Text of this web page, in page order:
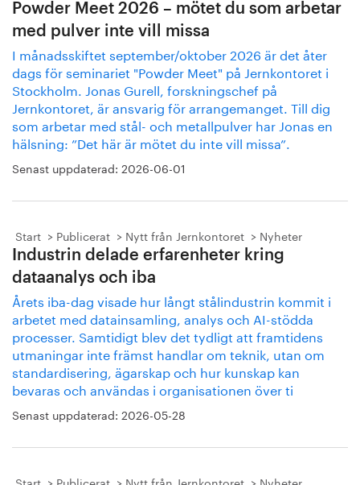
Powder Meet 2026 – mötet du som arbetar
med pulver inte vill missa
I månadsskiftet september/oktober 2026 är det åter
dags för seminariet "Powder Meet" på Jernkontoret i
Stockholm. Jonas Gurell, forskningschef på
Jernkontoret, är ansvarig för arrangemanget. Till dig
som arbetar med stål- och metallpulver har Jonas en
hälsning: ”Det här är mötet du inte vill missa”.
Senast uppdaterad: 2026-06-01
Start Publicerat Nytt från Jernkontoret Nyheter
Industrin delade erfarenheter kring
dataanalys och iba
Årets iba-dag visade hur långt stålindustrin kommit i
arbetet med datainsamling, analys och AI-stödda
processer. Samtidigt blev det tydligt att framtidens
utmaningar inte främst handlar om teknik, utan om
standardisering, ägarskap och hur kunskap kan
bevaras och användas i organisationen över ti
Senast uppdaterad: 2026-05-28